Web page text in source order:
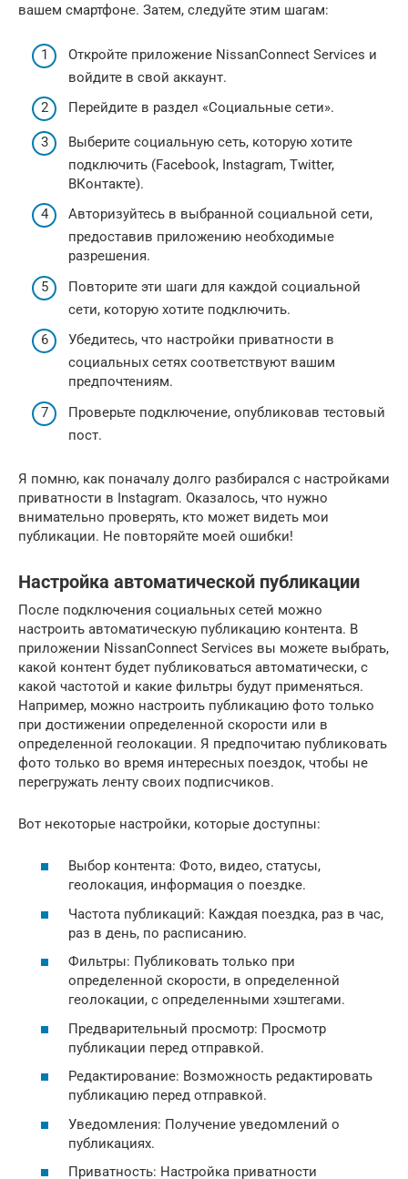
вашем смартфоне. Затем, следуйте этим шагам:
Откройте приложение NissanConnect Services и
войдите в свой аккаунт.
Перейдите в раздел «Социальные сети».
Выберите социальную сеть, которую хотите
подключить (Facebook, Instagram, Twitter,
ВКонтакте).
Авторизуйтесь в выбранной социальной сети,
предоставив приложению необходимые
разрешения.
Повторите эти шаги для каждой социальной
сети, которую хотите подключить.
Убедитесь, что настройки приватности в
социальных сетях соответствуют вашим
предпочтениям.
Проверьте подключение, опубликовав тестовый
пост.
Я помню, как поначалу долго разбирался с настройками
приватности в Instagram. Оказалось, что нужно
внимательно проверять, кто может видеть мои
публикации. Не повторяйте моей ошибки!
Настройка автоматической публикации
После подключения социальных сетей можно
настроить автоматическую публикацию контента. В
приложении NissanConnect Services вы можете выбрать,
какой контент будет публиковаться автоматически, с
какой частотой и какие фильтры будут применяться.
Например, можно настроить публикацию фото только
при достижении определенной скорости или в
определенной геолокации. Я предпочитаю публиковать
фото только во время интересных поездок, чтобы не
перегружать ленту своих подписчиков.
Вот некоторые настройки, которые доступны:
Выбор контента: Фото, видео, статусы,
геолокация, информация о поездке.
Частота публикаций: Каждая поездка, раз в час,
раз в день, по расписанию.
Фильтры: Публиковать только при
определенной скорости, в определенной
геолокации, с определенными хэштегами.
Предварительный просмотр: Просмотр
публикации перед отправкой.
Редактирование: Возможность редактировать
публикацию перед отправкой.
Уведомления: Получение уведомлений о
публикациях.
Приватность: Настройка приватности